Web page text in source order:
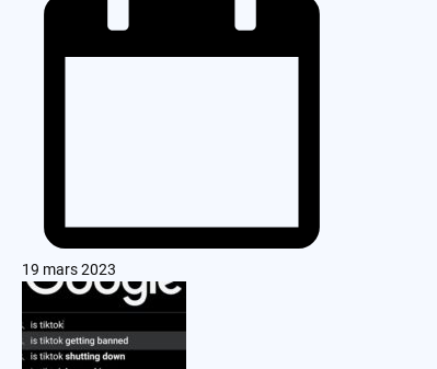
19 mars 2023